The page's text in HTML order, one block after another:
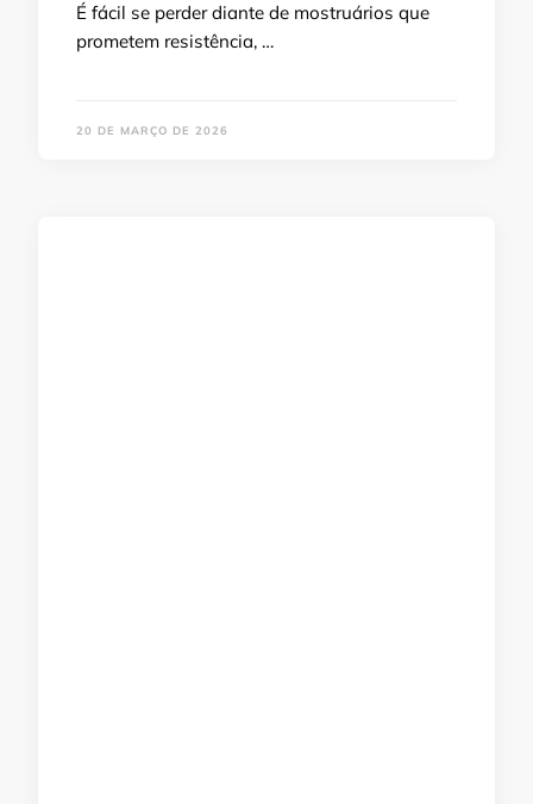
É fácil se perder diante de mostruários que
prometem resistência, …
20 DE MARÇO DE 2026